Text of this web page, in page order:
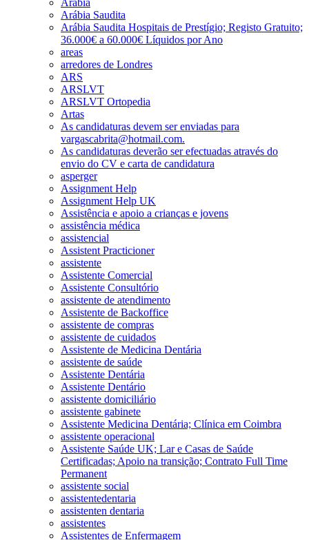
Arábia Saudita
Arábia Saudita Hospitais de Prestígio; Registo Gratuito;
36.000€ a 60.000€ Líquidos por Ano
areas
arredores de Londres
ARS
ARSLVT
ARSLVT Ortopedia
Artas
As candidaturas devem ser enviadas para
vargascabrita@hotmail.com.
As candidaturas deverão ser efectuadas através do
envio do CV e carta de candidatura
asperger
Assignment Help
Assignment Help UK
Assistência e apoio a crianças e jovens
assistência médica
assistencial
Assistent Practicioner
assistente
Assistente Comercial
Assistente Consultório
assistente de atendimento
Assistente de Backoffice
assistente de compras
assistente de cuidados
Assistente de Medicina Dentária
assistente de saúde
Assistente Dentária
Assistente Dentário
assistente domiciliário
assistente gabinete
Assistente Medicina Dentária; Clínica em Coimbra
assistente operacional
Assistente Saúde UK; Lar e Casas de Saúde
Certificadas; Apoio na transição; Contrato Full Time
Permanent
assistente social
assistentedentaria
assistenten dentaria
assistentes
Assistentes de Enfermagem